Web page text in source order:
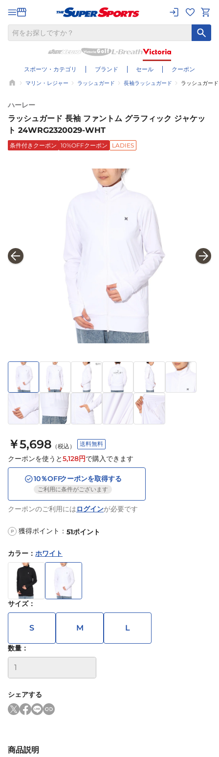
スポーツ・カテゴリ ブランド セール クーポン
マリン・レジャー ラッシュガード 長袖ラッシュガード ラッシュガー
ハーレー
ラッシュガード 長袖 ファントム グラフィック ジャケッ
ト 24WRG2320029-WHT
条件付きクーポン 10%OFFクーポン LADIES
￥5,698 （税込） 送料無料
クーポンを使うと5,128円で購入できます
10％OFFクーポンを取得する
ご利用に条件がございます
クーポンのご利用にはログインが必要です
P 獲得ポイント： 51ポイント
カラー ： ホワイト
サイズ：
S M L
数量：
シェアする
商品説明